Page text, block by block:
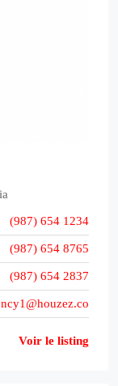
(987) 654 1234
(987) 654 8765
(987) 654 2837
Voir le listing